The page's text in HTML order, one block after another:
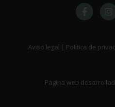
Aviso legal | Política de
Página web